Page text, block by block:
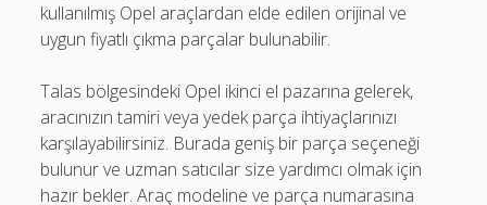
kullanılmış Opel araçlardan elde edilen orijinal ve
uygun fiyatlı çıkma parçalar bulunabilir.
Talas bölgesindeki Opel ikinci el pazarına gelerek,
aracınızın tamiri veya yedek parça ihtiyaçlarınızı
karşılayabilirsiniz. Burada geniş bir parça seçeneği
bulunur ve uzman satıcılar size yardımcı olmak için
hazır bekler. Araç modeline ve parça numarasına